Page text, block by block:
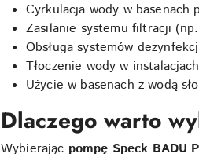
Cyrkulacja wody w
Zasilanie systemu filtracji
Obsługa systemów
Tłoczenie wody w
Użycie w basenach z wodą
Dlaczego warto
Wybierając pompę Speck BADU